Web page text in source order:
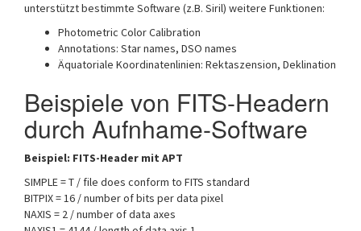
unterstützt bestimmte Software (z.B. Siril) weitere Funktionen:
Photometric Color Calibration
Annotations: Star names, DSO names
Äquatoriale Koordinatenlinien: Rektaszension, Deklination
Beispiele von FITS-Headern
durch Aufnhame-Software
Beispiel: FITS-Header mit APT
SIMPLE = T / file does conform to FITS standard
BITPIX = 16 / number of bits per data pixel
NAXIS = 2 / number of data axes